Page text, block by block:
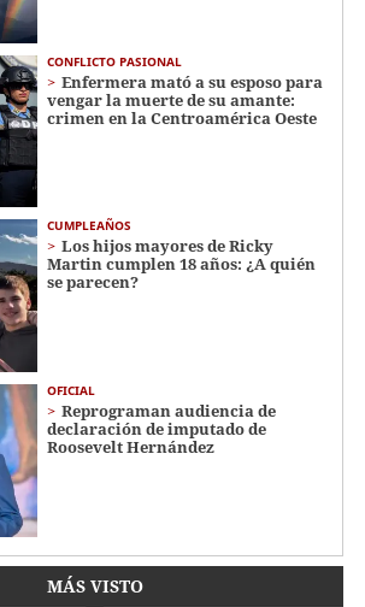
CONFLICTO PASIONAL
Enfermera mató a su esposo para
vengar la muerte de su amante:
crimen en la Centroamérica Oeste
CUMPLEAÑOS
Los hijos mayores de Ricky
Martin cumplen 18 años: ¿A quién
se parecen?
OFICIAL
Reprograman audiencia de
declaración de imputado de
Roosevelt Hernández
MÁS VISTO